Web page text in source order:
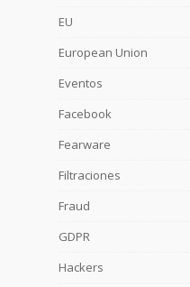
EU
European Union
Eventos
Facebook
Fearware
Filtraciones
Fraud
GDPR
Hackers